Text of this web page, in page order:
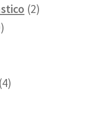
22
10
44